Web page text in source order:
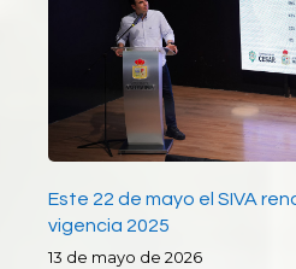
Este 22 de mayo el SIVA
vigencia 2025
13 de mayo de 2026